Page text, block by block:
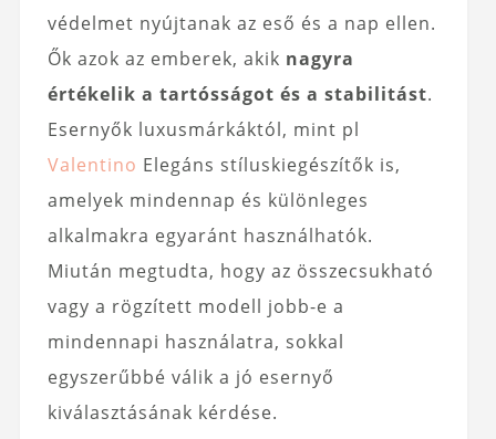
védelmet nyújtanak az eső és a nap ellen.
Ők azok az emberek, akik nagyra
értékelik a tartósságot és a stabilitást.
Esernyők luxusmárkáktól, mint pl
Valentino Elegáns stíluskiegészítők is,
amelyek mindennap és különleges
alkalmakra egyaránt használhatók.
Miután megtudta, hogy az összecsukható
vagy a rögzített modell jobb-e a
mindennapi használatra, sokkal
egyszerűbbé válik a jó esernyő
kiválasztásának kérdése.